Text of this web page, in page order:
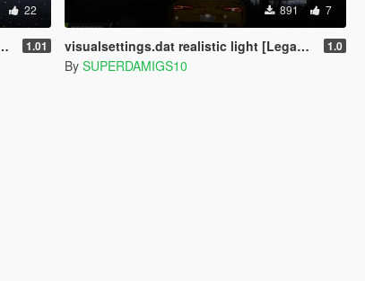
22
1.01
891 7
visualsettings.dat realistic light [Legacy] 1.0
By SUPERDAMIGS10